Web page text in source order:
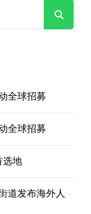
全球招募
全球招募
选地
道发布海外人